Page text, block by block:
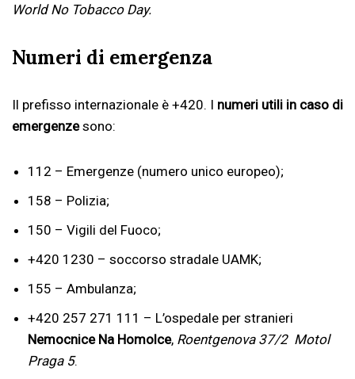
World No Tobacco Day.
Numeri di emergenza
Il prefisso internazionale è +420. I numeri utili in caso di
emergenzesono:
112 – Emergenze (numero unico europeo);
158 – Polizia;
150 – Vigili del Fuoco;
+420 1230 – soccorso stradale UAMK;
155 – Ambulanza;
+420 257 271 111 – L’ospedale per stranieri
Nemocnice Na Homolce, Roentgenova 37/2 Motol
Praga 5.